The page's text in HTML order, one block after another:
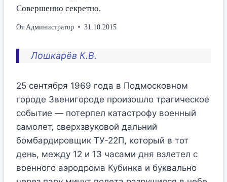
Совершенно секретно.
От Администратор 31.10.2015
Лошкарёв К.В.
25 сентября 1969 года в Подмосковном
городе Звенигороде произошло трагическое
событие — потерпел катастрофу военный
самолет, сверхзвуковой дальний
бомбардировщик ТУ-22П, который в тот
день, между 12 и 13 часами дня взлетел с
военного аэродрома Кубинка и буквально